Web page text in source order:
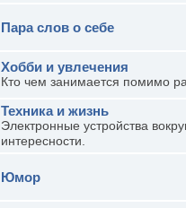
Пара слов о себе
Хобби и увлечения
Кто чем занимается помимо
Техника и жизнь
Электронные устройства
интересности.
Юмор